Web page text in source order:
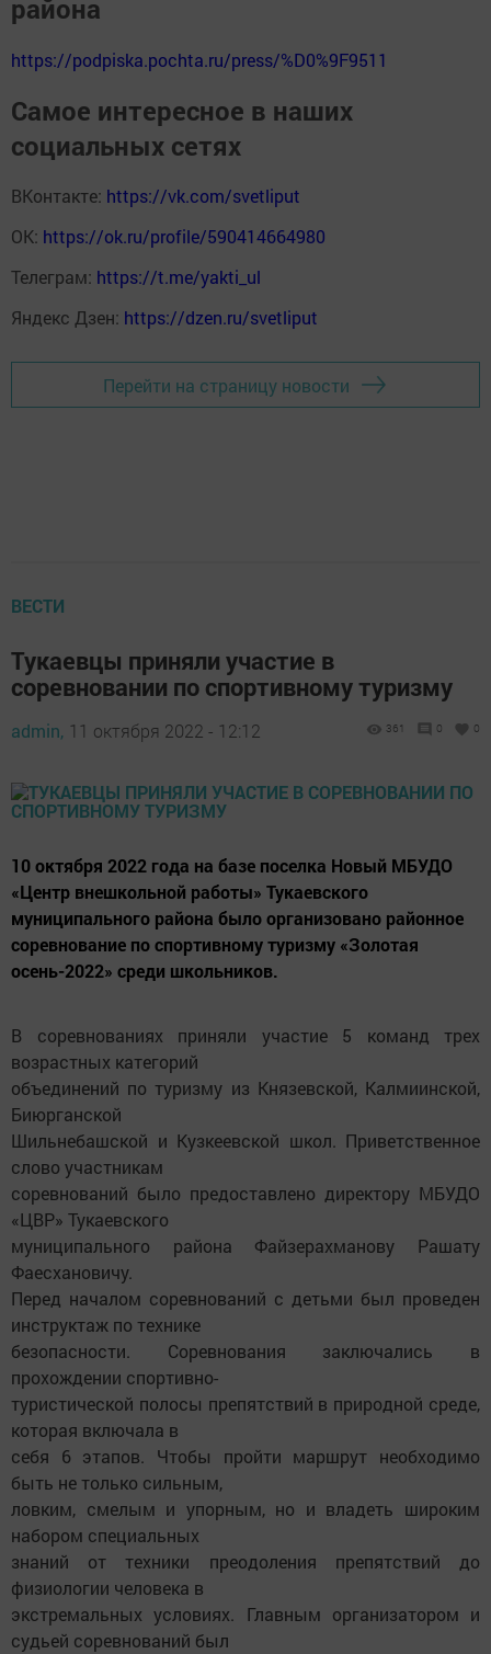
района
https://podpiska.pochta.ru/press/%D0%9F9511
Самое интересное в наших
социальных сетях
ВКонтакте: https://vk.com/svetliput
ОК: https://ok.ru/profile/590414664980
Телеграм: https://t.me/yakti_ul
Яндекс Дзен: https://dzen.ru/svetliput
Перейти на страницу новости
ВЕСТИ
Тукаевцы приняли участие в
соревновании по спортивному туризму
admin, 11 октября 2022 - 12:12 361 0 0
10 октября 2022 года на базе поселка Новый МБУДО
«Центр внешкольной работы» Тукаевского
муниципального района было организовано районное
соревнование по спортивному туризму «Золотая
осень-2022» среди школьников.
В соревнованиях приняли участие 5 команд трех
возрастных категорий
объединений по туризму из Князевской, Калмиинской,
Биюрганской
Шильнебашской и Кузкеевской школ. Приветственное
слово участникам
соревнований было предоставлено директору МБУДО
«ЦВР» Тукаевского
муниципального района Файзерахманову Рашату
Фаесхановичу.
Перед началом соревнований с детьми был проведен
инструктаж по технике
безопасности. Соревнования заключались в
прохождении спортивно-
туристической полосы препятствий в природной среде,
которая включала в
себя 6 этапов. Чтобы пройти маршрут необходимо
быть не только сильным,
ловким, смелым и упорным, но и владеть широким
набором специальных
знаний от техники преодоления препятствий до
физиологии человека в
экстремальных условиях. Главным организатором и
судьей соревнований был